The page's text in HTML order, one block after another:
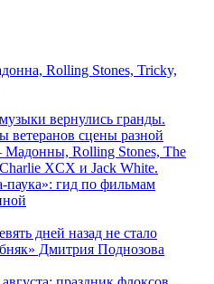
Rolling Stones, Tricky,
вернулись гранды.
сцены разной
Rolling Stones, The
XCX и Jack White.
паука»: гид по фильмам
дней назад не стало
Дмитрия Поднозова